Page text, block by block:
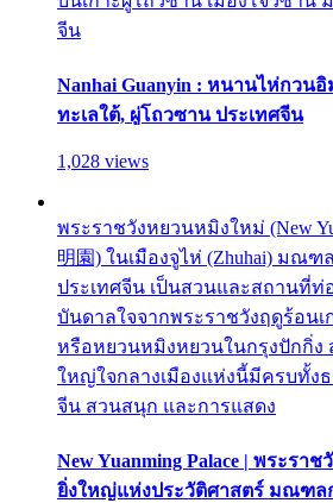
จีน
Nanhai Guanyin : หนานไห่กวน
ทะเลใต้, ผู่โถวซาน ประเทศจีน
1,028 views
พระราชวังหยวนหมิงใหม่ (New
明園) ในเมืองจูไห่ (Zhuhai) มณฑล
ประเทศจีน เป็นสวนและสถานที่ท่
บันดาลใจจากพระราชวังฤดูร้อนเก่
หรือหยวนหมิงหยวนในกรุงปักกิ่
ใหญ่ใจกลางเมืองแห่งนี้มีครบทั้ง
จีน สวนสนุก และการแสดง
New Yuanming Palace | พระรา
ยิ่งใหญ่แห่งประวัติศาสตร์ มณฑล